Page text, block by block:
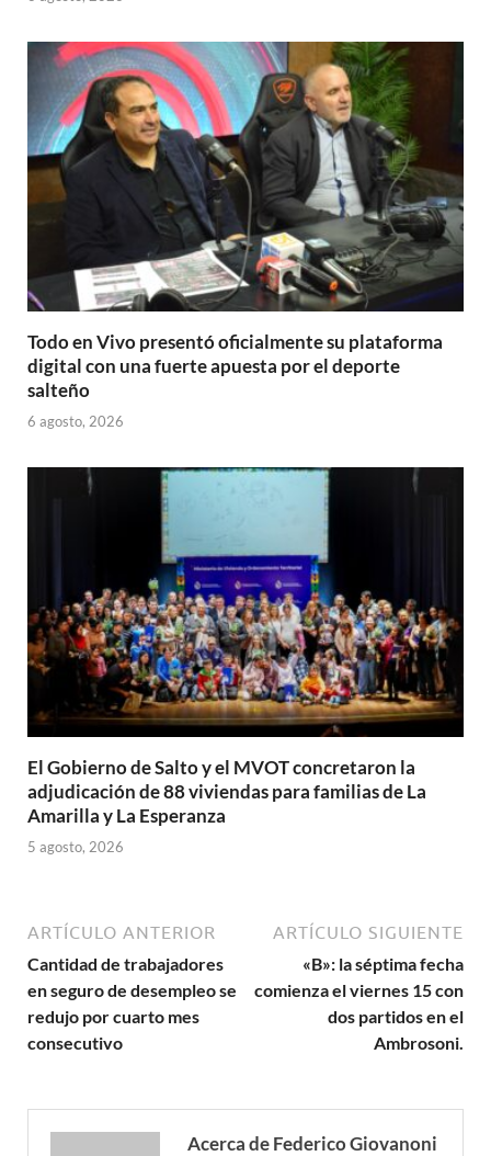
Todo en Vivo presentó oficialmente su plataforma
digital con una fuerte apuesta por el deporte
salteño
6 agosto, 2026
El Gobierno de Salto y el MVOT concretaron la
adjudicación de 88 viviendas para familias de La
Amarilla y La Esperanza
5 agosto, 2026
ARTÍCULO ANTERIOR
Cantidad de trabajadores
en seguro de desempleo se
redujo por cuarto mes
consecutivo
ARTÍCULO SIGUIENTE
«B»: la séptima fecha
comienza el viernes 15 con
dos partidos en el
Ambrosoni.
Acerca de Federico Giovanoni